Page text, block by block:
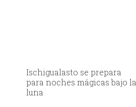
Ischigualasto se prepara
para noches mágicas bajo la
luna